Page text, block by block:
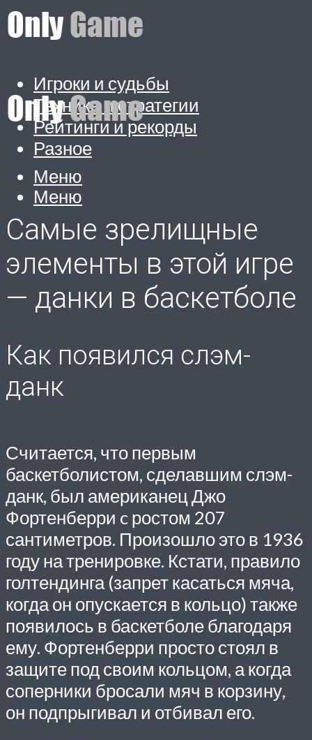
Игроки и судьбы
Техника и стратегии
Рейтинги и рекорды
Разное
Меню
Меню
Самые зрелищные
элементы в этой игре
— данки в баскетболе
Как появился слэм-
данк
Считается, что первым
баскетболистом, сделавшим слэм-
данк, был американец Джо
Фортенберри c ростом 207
сантиметров. Произошло это в 1936
году на тренировке. Кстати, правило
голтендинга (запрет касаться мяча,
когда он опускается в кольцо) также
появилось в баскетболе благодаря
ему. Фортенберри просто стоял в
защите под своим кольцом, а когда
соперники бросали мяч в корзину,
он подпрыгивал и отбивал его.